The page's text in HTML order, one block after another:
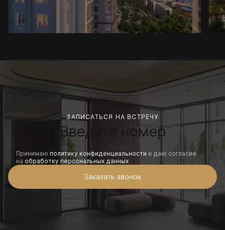
ЗАПИСАТЬСЯ НА ВСТРЕЧУ
Заказать звонок
Принимаю политику конфиденциальности и даю согласие
на обработку персональных данных